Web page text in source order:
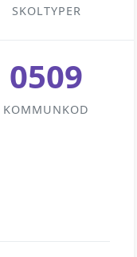
SKOLTYPER
0509
KOMMUNKOD